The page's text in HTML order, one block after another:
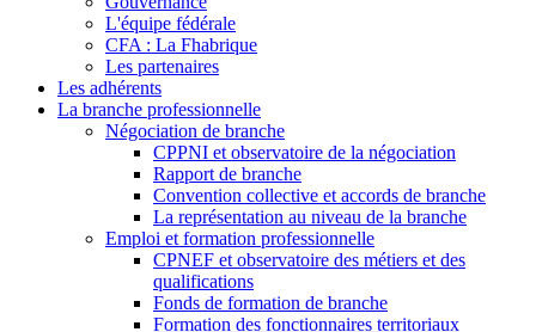
L'équipe fédérale
CFA : La Fhabrique
Les partenaires
Les adhérents
La branche professionnelle
Négociation de branche
CPPNI et observatoire de la négociation
Rapport de branche
Convention collective et accords de branche
La représentation au niveau de la branche
Emploi et formation professionnelle
CPNEF et observatoire des métiers et des
qualifications
Fonds de formation de branche
Formation des fonctionnaires territoriaux